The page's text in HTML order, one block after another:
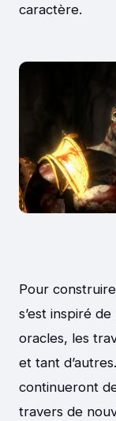
caractère.
Pour
s’est inspiré
oracles, les
et tant
continueront
travers de